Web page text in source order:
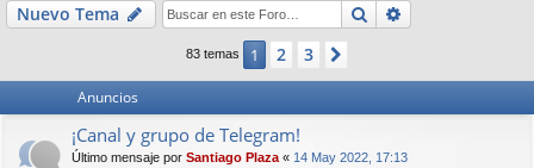
do
Nuevo Tema Buscar
83 temas 1 2 3
Anuncios
¡Canal y grupo de Telegram!
Último mensaje por Santiago Plaza « 14 May 2022, 17:13